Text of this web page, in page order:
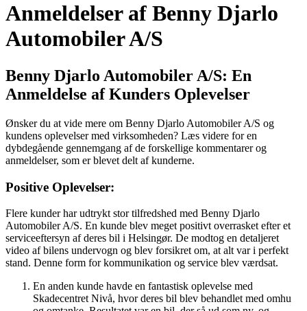
Anmeldelser af Benny Djarlo
Automobiler A/S
Benny Djarlo Automobiler A/S: En
Anmeldelse af Kunders Oplevelser
Ønsker du at vide mere om Benny Djarlo Automobiler A/S og
kundens oplevelser med virksomheden? Læs videre for en
dybdegående gennemgang af de forskellige kommentarer og
anmeldelser, som er blevet delt af kunderne.
Positive Oplevelser:
Flere kunder har udtrykt stor tilfredshed med Benny Djarlo
Automobiler A/S. En kunde blev meget positivt overrasket efter et
serviceeftersyn af deres bil i Helsingør. De modtog en detaljeret
video af bilens undervogn og blev forsikret om, at alt var i perfekt
stand. Denne form for kommunikation og service blev værdsat.
En anden kunde havde en fantastisk oplevelse med
Skadecentret Nivå, hvor deres bil blev behandlet med omhu